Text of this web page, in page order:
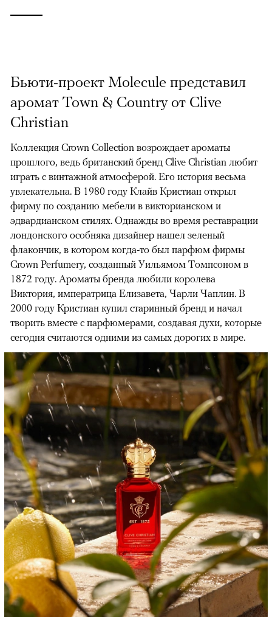
Бьюти-проект Molecule представил
аромат Town & Country от Clive
Christian
Коллекция Crown Collection возрождает ароматы
прошлого, ведь британский бренд Clive Christian любит
играть с винтажной атмосферой. Его история весьма
увлекательна. В 1980 году Клайв Кристиан открыл
фирму по созданию мебели в викторианском и
эдвардианском стилях. Однажды во время реставрации
лондонского особняка дизайнер нашел зеленый
флакончик, в котором когда-то был парфюм фирмы
Crown Perfumery, созданный Уильямом Томпсоном в
1872 году. Ароматы бренда любили королева
Виктория, императрица Елизавета, Чарли Чаплин. В
2000 году Кристиан купил старинный бренд и начал
творить вместе с парфюмерами, создавая духи, которые
сегодня считаются одними из самых дорогих в мире.